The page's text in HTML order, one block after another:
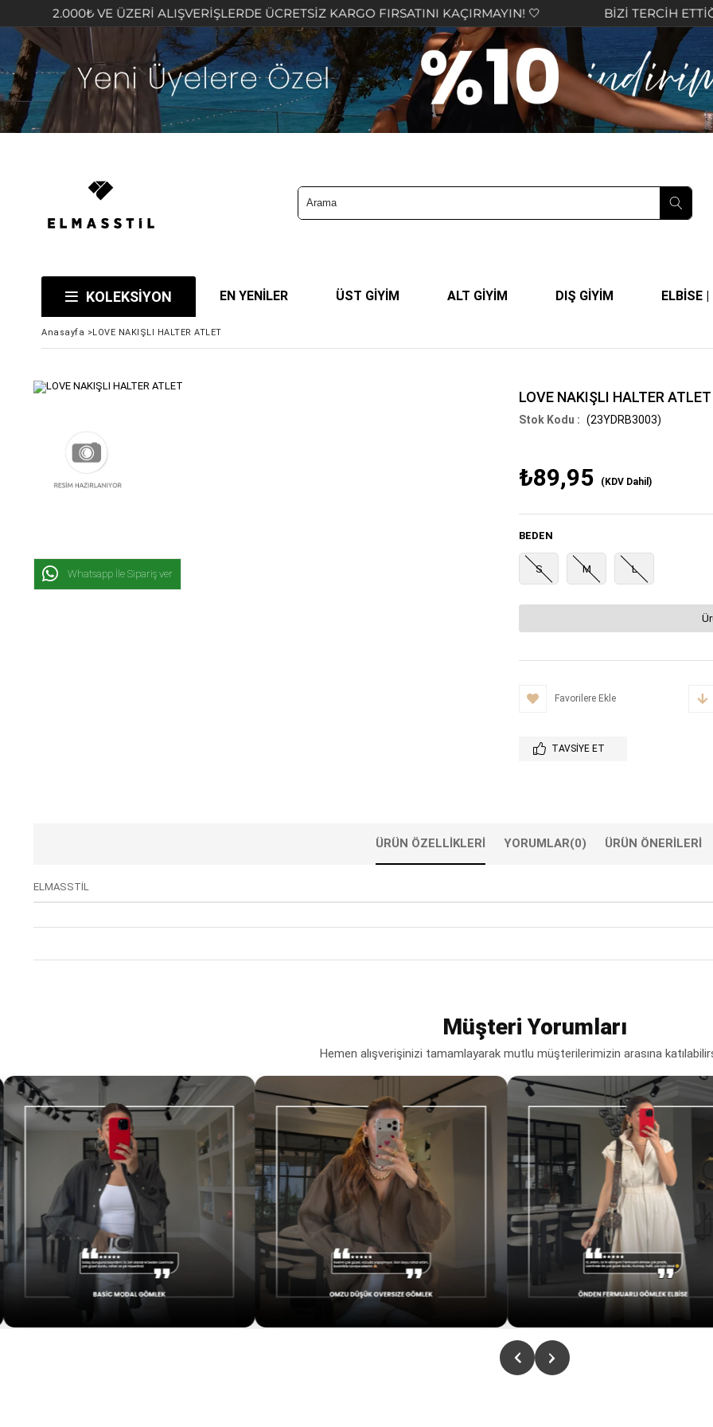
2.000₺ VE ÜZERİ ALIŞVERİŞLERDE ÜCRETSİZ KARGO FIRSATINI KAÇIRMAYIN! 🤍 BİZİ TERCİH ETTİĞİNİZ
KOLEKSİYON EN YENİLER ÜST GİYİM ALT GİYİM DIŞ GİYİM ELBİSE
Anasayfa >LOVE NAKIŞLI HALTER ATLET
Whatsapp İle Sipariş ver
LOVE NAKIŞLI HALTER ATLET
(23YDRB3003)
₺89,95 (KDV Dahil)
BEDEN
S M L
Favorilere Ekle
TAVSIYE ET
ÜRÜN ÖZELLIKLERI YORUMLAR(0) ÜRÜN ÖNERILERI
ELMASSTİL
Müşteri Yorumları
Hemen alışverişinizi tamamlayarak mutlu müşterilerimizin arasına